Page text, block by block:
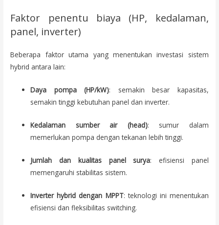
Faktor penentu biaya (HP, kedalaman,
panel, inverter)
Beberapa faktor utama yang menentukan investasi sistem
hybrid antara lain:
Daya pompa (HP/kW): semakin besar kapasitas,
semakin tinggi kebutuhan panel dan inverter.
Kedalaman sumber air (head): sumur dalam
memerlukan pompa dengan tekanan lebih tinggi.
Jumlah dan kualitas panel surya: efisiensi panel
memengaruhi stabilitas sistem.
Inverter hybrid dengan MPPT: teknologi ini menentukan
efisiensi dan fleksibilitas switching.